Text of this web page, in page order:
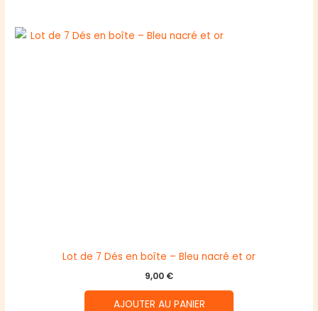
Lot de 7 Dés en boîte – Bleu nacré et or
9,00 €
AJOUTER AU PANIER